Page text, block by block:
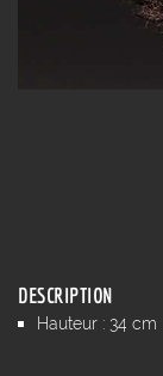
DESCRIPTION
Hauteur : 34 cm